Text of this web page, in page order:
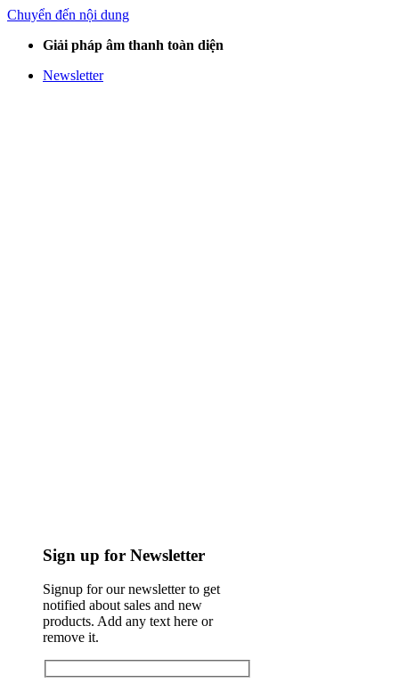
Chuyển đến nội dung
Giải pháp âm thanh toàn diện
Newsletter
Sign up for Newsletter
Signup for our newsletter to get
notified about sales and new
products. Add any text here or
remove it.